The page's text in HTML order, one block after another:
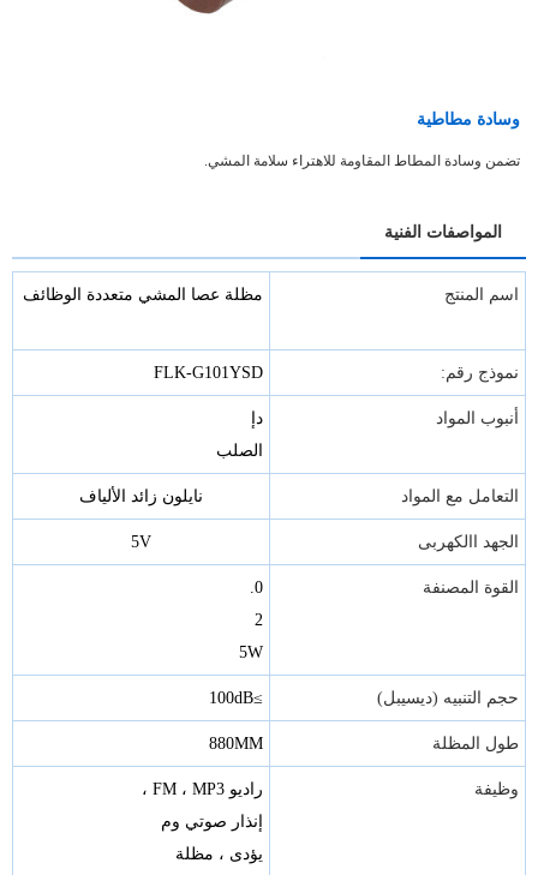
وسادة مطاطية
تضمن وسادة المطاط المقاومة للاهتراء سلامة المشي.
المواصفات الفنية
اسم المنتج مظلة عصا المشي متعددة الوظائف
نموذج رقم: FLK-G101YSD
أنبوب المواد
دإ
الصلب
التعامل مع المواد نايلون زائد الألياف
الجهد االكهربى 5V
القوة المصنفة
0.
2
5W
حجم التنبيه (ديسيبل) ≥100dB
طول المظلة 880MM
وظيفة
راديو FM ، MP3 ،
إنذار صوتي وم
يؤدى ، مظلة